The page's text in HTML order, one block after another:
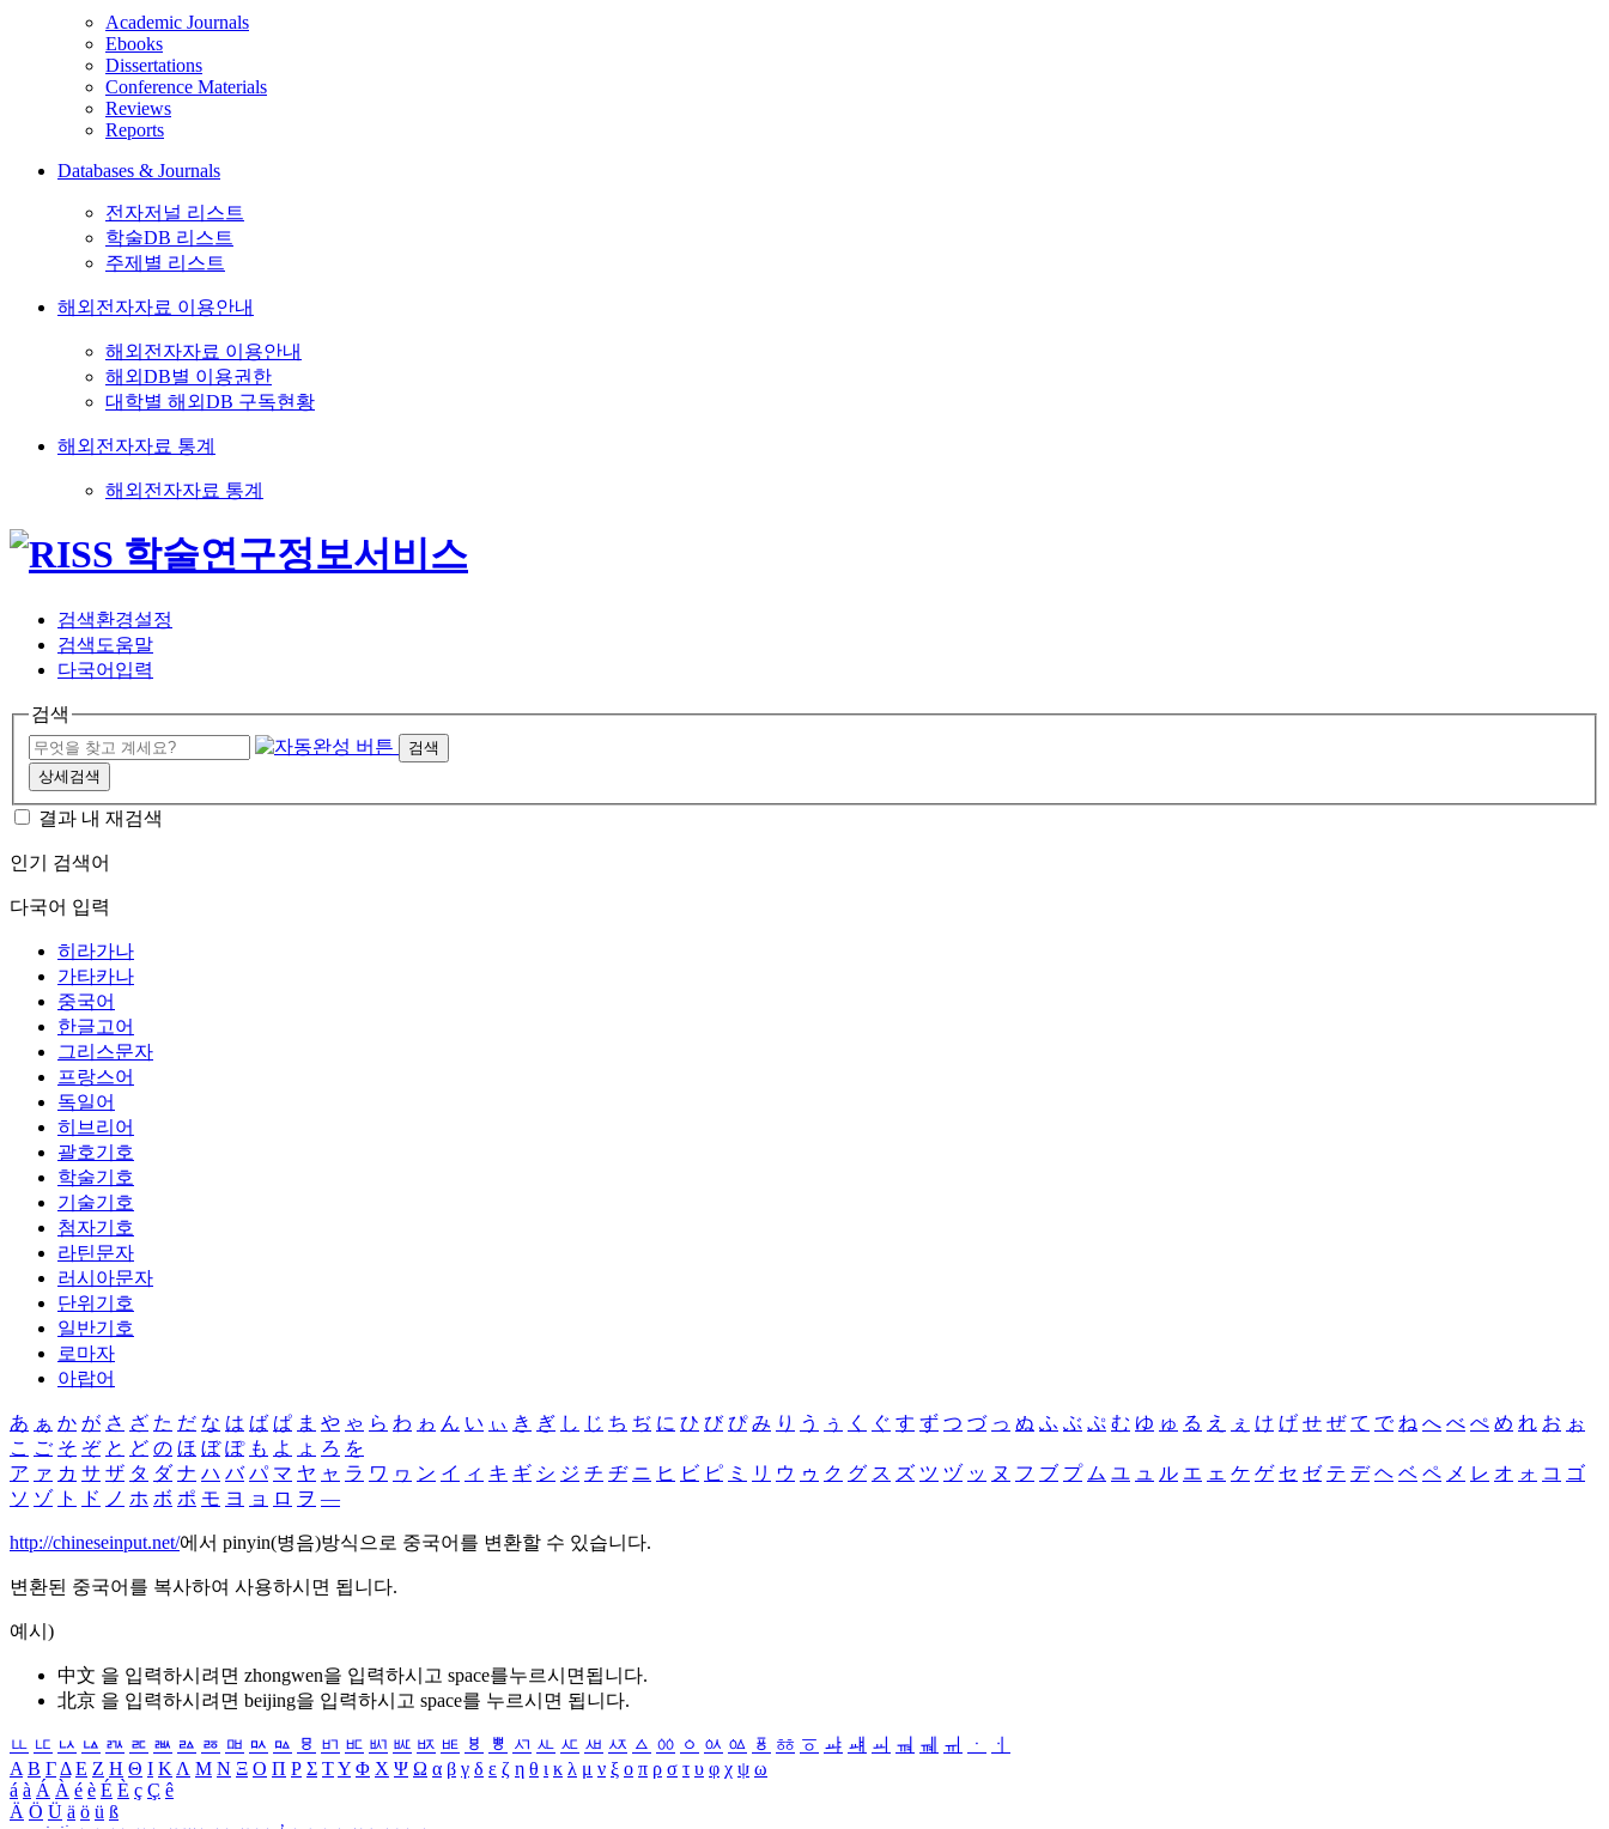
Academic Journals
Ebooks
Dissertations
Conference Materials
Reviews
Reports
Databases & Journals
전자저널 리스트
학술DB 리스트
주제별 리스트
해외전자자료 이용안내
해외전자자료 이용안내
해외DB별 이용권한
대학별 해외DB 구독현황
해외전자자료 통계
해외전자자료 통계
검색환경설정
검색도움말
다국어입력
검색
검색
상세검색
결과 내 재검색
인기 검색어
다국어 입력
히라가나
가타카나
중국어
한글고어
그리스문자
프랑스어
독일어
히브리어
괄호기호
학술기호
기술기호
첨자기호
라틴문자
러시아문자
단위기호
일반기호
로마자
아랍어
あ ぁ か が さ ざ た だ な は ば ぱ ま や ゃ ら わ ゎ ん い ぃ き ぎ し じ ち ぢ に ひ び ぴ み り う ぅ く ぐ す ず つ づ っ ぬ ふ ぶ ぷ む ゆ ゅ る え ぇ け げ せ ぜ て で ね へ べ ぺ め れ お ぉ
こ ご そ ぞ と ど の ほ ぼ ぽ も よ ょ ろ を
ア ァ カ サ ザ タ ダ ナ ハ バ パ マ ヤ ャ ラ ワ ヮ ン イ ィ キ ギ シ ジ チ ヂ ニ ヒ ビ ピ ミ リ ウ ゥ ク グ ス ズ ツ ヅ ッ ヌ フ ブ プ ム ユ ュ ル エ ェ ケ ゲ セ ゼ テ デ ヘ ベ ペ メ レ オ ォ コ ゴ
ソ ゾ ト ド ノ ホ ボ ポ モ ヨ ョ ロ ヲ ―
http://chineseinput.net/에서 pinyin(병음)방식으로 중국어를 변환할 수 있습니다.
변환된 중국어를 복사하여 사용하시면 됩니다.
예시)
中文 을 입력하시려면 zhongwen을 입력하시고 space를누르시면됩니다.
北京 을 입력하시려면 beijing을 입력하시고 space를 누르시면 됩니다.
ㅥ ㅦ ㅧ ㅨ ㅩ ㅪ ㅫ ㅬ ㅭ ㅮ ㅯ ㅰ ㅱ ㅲ ㅳ ㅴ ㅵ ㅶ ㅷ ㅸ ㅹ ㅺ ㅻ ㅼ ㅽ ㅾ ㅿ ㆀ ㆁ ㆂ ㆃ ㆄ ㆅ ㆆ ㆇ ㆈ ㆉ ㆊ ㆋ ㆌ ㆍ
ㆎ
Α Β ΓΔ Ε Ζ Η Θ Ι ΚΛ Μ Ν Ξ Ο Π Ρ Σ ΤΥ Φ Χ Ψ Ω α β γ δ ε ζ η θ ι κ λ μ ν ξ ο π ρ σ τ υ φ χ ψ ω
á à Á À é è É È ç Ç ê
Ä Ö Ü ä ö ü ß